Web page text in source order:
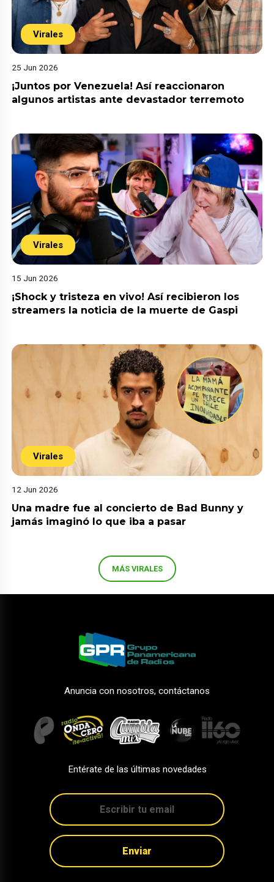
Virales
25 Jun 2026
¡Juntos por Venezuela! Así reaccionaron
algunos artistas ante devastador terremoto
Virales
15 Jun 2026
¡Shock y tristeza en vivo! Así recibieron los
streamers la noticia de la muerte de Gaspi
Virales
12 Jun 2026
Una madre fue al concierto de Bad Bunny y
jamás imaginó lo que iba a pasar
MÁS VIRALES
Anuncia con nosotros, contáctanos
Entérate de las últimas novedades
Enviar